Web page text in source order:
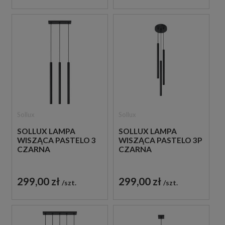
SOLLUX LAMPA
WISZĄCA PASTELO 3
CZARNA
299,00 zł szt.
SOLLUX LAMPA
WISZĄCA PASTELO 3P
CZARNA
299,00 zł szt.